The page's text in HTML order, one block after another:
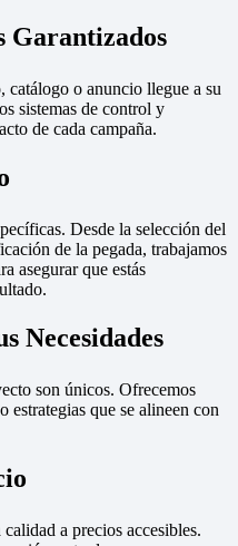
Garantizados
catálogo o anuncio llegue a su
sistemas de control y
de cada campaña.
Desde la selección del
de la pegada, trabajamos
asegurar que estás
Necesidades
son únicos. Ofrecemos
estrategias que se alineen con
a precios accesibles.